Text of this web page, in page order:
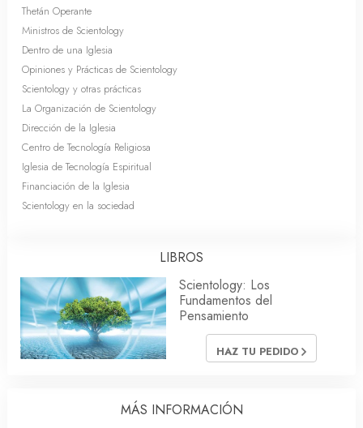
Thetán Operante
Ministros de Scientology
Dentro de una Iglesia
Opiniones y Prácticas de Scientology
Scientology y otras prácticas
La Organización de Scientology
Dirección de la Iglesia
Centro de Tecnología Religiosa
Iglesia de Tecnología Espiritual
Financiación de la Iglesia
Scientology en la sociedad
LIBROS
Scientology: Los
Fundamentos del
Pensamiento
HAZ TU PEDIDO
MÁS INFORMACIÓN